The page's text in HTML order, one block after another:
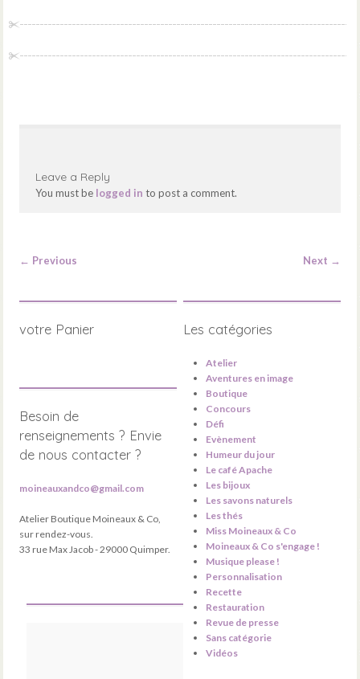
Leave a Reply
You must be logged in to post a comment.
← Previous Next →
votre Panier Les catégories
Atelier
Aventures en image
Boutique
Concours
Défi
Evènement
Humeur du jour
Le café Apache
Les bijoux
Les savons naturels
Les thés
Miss Moineaux & Co
Moineaux & Co s'engage !
Musique please !
Personnalisation
Recette
Restauration
Revue de presse
Sans catégorie
Vidéos
Besoin de
renseignements ? Envie
de nous contacter ?
moineauxandco@gmail.com
Atelier Boutique Moineaux & Co,
sur rendez-vous.
33 rue Max Jacob - 29000 Quimper.